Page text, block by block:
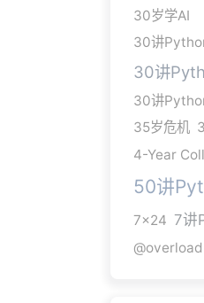
30岁学AI
30讲
30讲
30讲
35岁危机
4-Year
50讲
7x24 7讲
@overload